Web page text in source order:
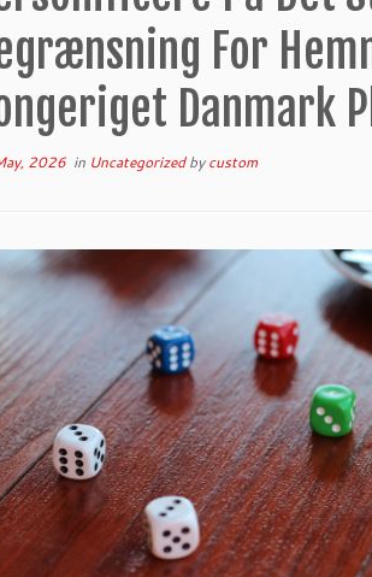
For
Danmark
2026 in Uncategorizedbycustom